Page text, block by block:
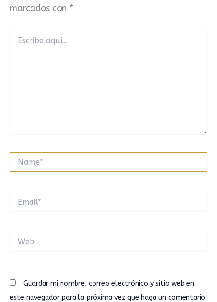
marcados con *
aquí...
Guardar mi nombre, correo electrónico y sitio web en
este navegador para la próxima vez que haga un comentario.